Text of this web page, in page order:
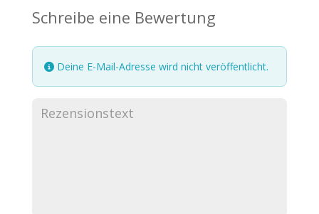
Schreibe eine Bewertung
Deine E-Mail-Adresse wird nicht veröffentlicht.